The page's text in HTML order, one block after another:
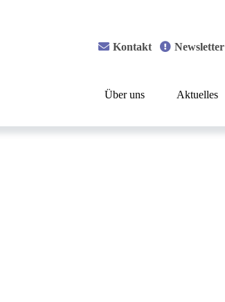
Kontakt Newsletter
Über uns Aktuelles